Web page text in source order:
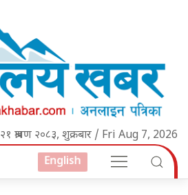
२१ श्रावण २०८३, शुक्रबार / Fri Aug 7, 2026
English